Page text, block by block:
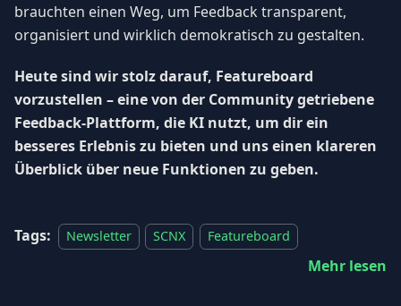
brauchten einen Weg, um Feedback transparent,
organisiert und wirklich demokratisch zu gestalten.
Heute sind wir stolz darauf, Featureboard
vorzustellen – eine von der Community getriebene
Feedback-Plattform, die KI nutzt, um dir ein
besseres Erlebnis zu bieten und uns einen klareren
Überblick über neue Funktionen zu geben.
Tags: Newsletter SCNX Featureboard
Mehr lesen